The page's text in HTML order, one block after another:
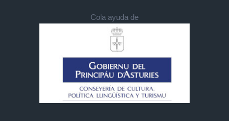
Cola ayuda de